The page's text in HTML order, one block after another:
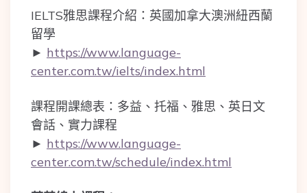
IELTS雅思課程介紹：英國加拿大澳洲紐西蘭
留學
► https://www.language-
center.com.tw/ielts/index.html
課程開課總表：多益、托福、雅思、英日文
會話、實力課程
► https://www.language-
center.com.tw/schedule/index.html